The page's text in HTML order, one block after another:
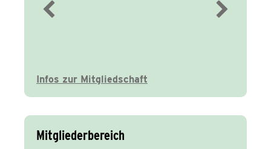
Infos zur Mitgliedschaft
Mitgliederbereich